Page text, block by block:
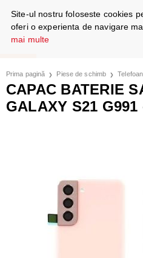
Prima pagină Piese de schimb
CAPAC BATERIE
GALAXY S21 G991
Site-ul nostru foloseste cookies
oferi o experienta de navigare
mai multe